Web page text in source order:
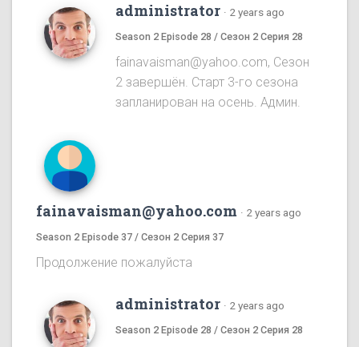
administrator · 2 years ago
Season 2 Episode 28 / Сезон 2 Серия 28
fainavaisman@yahoo.com, Сезон
2 завершён. Старт 3-го сезона
запланирован на осень. Админ.
fainavaisman@yahoo.com · 2 years ago
Season 2 Episode 37 / Сезон 2 Серия 37
Продолжение пожалуйста
administrator · 2 years ago
Season 2 Episode 28 / Сезон 2 Серия 28